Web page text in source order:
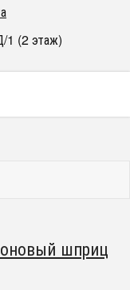
1 (2 этаж)
шприц